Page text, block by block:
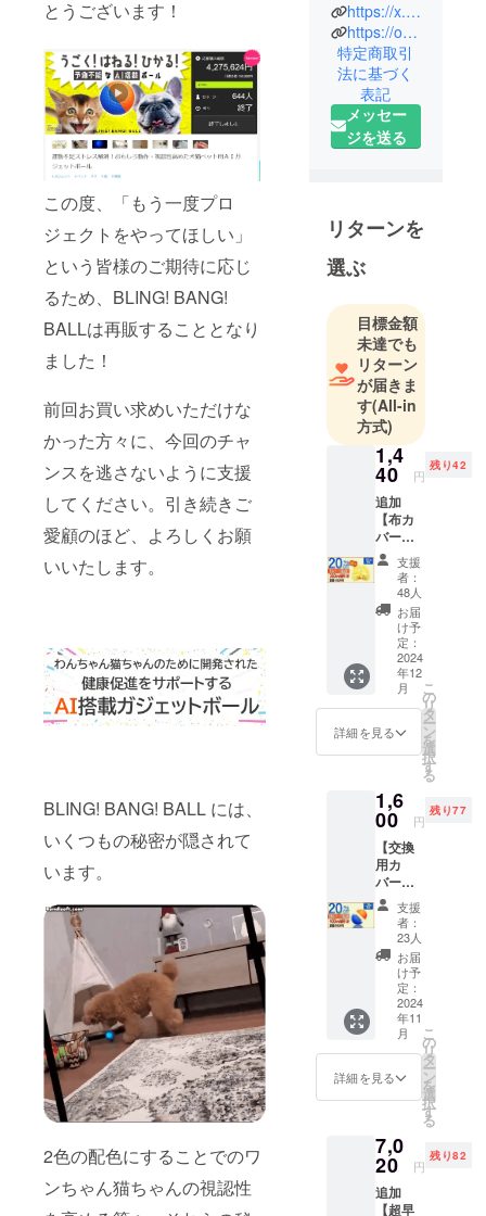
とうございます！
この度、「もう一度プロ
ジェクトをやってほしい」
という皆様のご期待に応じ
るため、BLING! BANG!
BALLは再販することとなり
ました！
前回お買い求めいただけな
かった方々に、今回のチャ
ンスを逃さないように支援
してください。引き続きご
愛顧のほど、よろしくお願
いいたします。
BLING! BANG! BALL には、
いくつもの秘密が隠されて
います。
2色の配色にすることでのワ
ンちゃん猫ちゃんの視認性
マに大切な
愛犬愛猫の
ために生ま
れたブラン
ドです。 健
康で長生き
ORGANICS
は家族のよ
うに大切な
ペットのこ
とを思う飼
い主さんに
寄り添い、
愛犬、愛猫
の健康寿命
を20年に延
ばせられた
ら、そんな
思いをむね
に商品開発
を行ってい
ます。 この
度、愛犬愛
猫のための
飼い主様の
一緒に楽し
むおもちゃ
を初めて開
発いたしま
も応援いた
だけますと
幸いです。
https://x.com/animal_organics
https://on-crane.com/
特定商取引
法に基づく
表記
メッセー
ジを送る
リターンを
選ぶ
目標金額
未達でも
リターン
が届きま
す(All-in
方式)
1,4
40 円
残り42
追加
【布カ
バー付
属品割
20％OF
F】90名
限定 割
引 20％
ＯＦＦ
コース
定価
1,800円
→1,440
円
（税・
送料
【内
容】
■BLING
！
BANG
！BALL
布カ
バー
（定価
1,800
円） × 1
意】 ※
本リ
ターン
はオプ
ション
購入お
願いい
たしま
す。 ※
支援
者：
48人
お届
け予
定：
2024
年12
月
詳細を見る
こ
の
リ
タ
ー
ン
を
選
択
す
る
1,6
00 円
残り77
【交換
用カ
バー付
属品割
20％OF
F】100
名限定
割引
20％Ｏ
ＦＦ
コース
定価
2,000円
→1,600
円
（税・
込）
【内
容】
■BLING
！
支援
者：
23人
お届
け予
定：
2024
年11
月
詳細を見る
こ
の
リ
タ
ー
ン
を
選
択
す
る
7,0
20 円
残り82
追加
【超早